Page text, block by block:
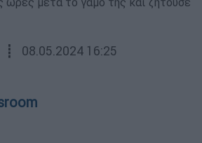
┋ 08.05.2024 16:25